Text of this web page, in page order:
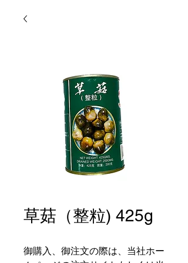
草菇（整粒) 425g
御購入、御注文の際は、当社ホー